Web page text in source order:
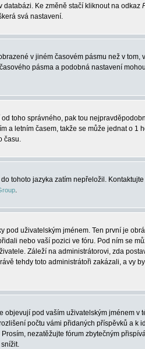
Ke změně stačí kliknout na odkaz
svá nastavení.
v jiném časovém pásmu než v tom,
pásma a podobná nastavení
toho správného, pak tou
a letním časem, takže se může jednat o 1
času.
tohoto jazyka zatím nepřeložil.
.
uživatelským jménem. Ten první je
nebo vaší pozici ve fóru. Pod ním se
Záleží na administrátorovi, zda
tehdy toto administrátoři zakázali, a vy
pod vaším uživatelským jménem v
počtu vámi přidaných příspěvků a k
nezatěžujte fórum zbytečným